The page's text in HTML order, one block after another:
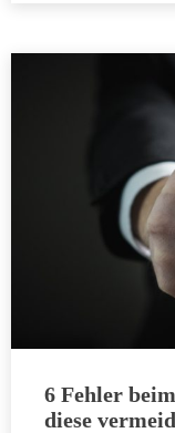
6 Fehler
diese